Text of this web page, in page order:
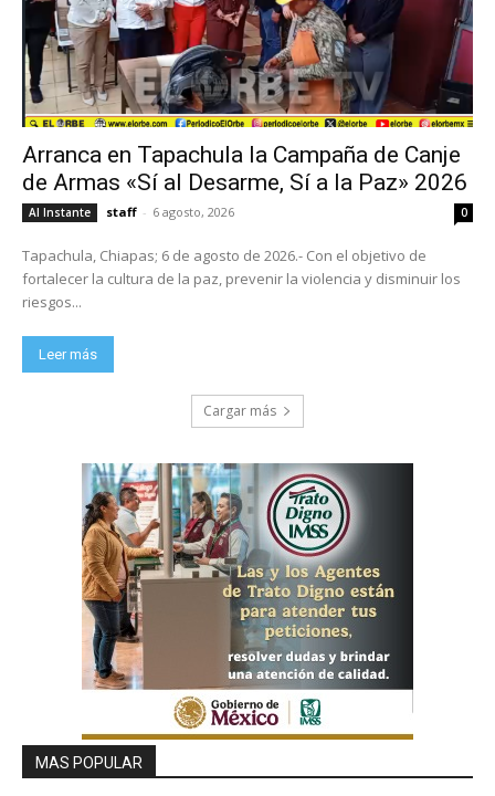
Arranca en Tapachula la Campaña de Canje
de Armas «Sí al Desarme, Sí a la Paz» 2026
Al Instante staff - 6 agosto, 2026 0
Tapachula, Chiapas; 6 de agosto de 2026.- Con el objetivo de
fortalecer la cultura de la paz, prevenir la violencia y disminuir los
riesgos...
Leer más
Cargar más
MAS POPULAR